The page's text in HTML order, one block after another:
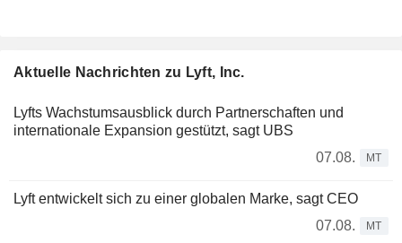
Aktuelle Nachrichten zu Lyft, Inc.
Lyfts Wachstumsausblick durch Partnerschaften und
internationale Expansion gestützt, sagt UBS
07.08.
MT
Lyft entwickelt sich zu einer globalen Marke, sagt CEO
07.08.
MT